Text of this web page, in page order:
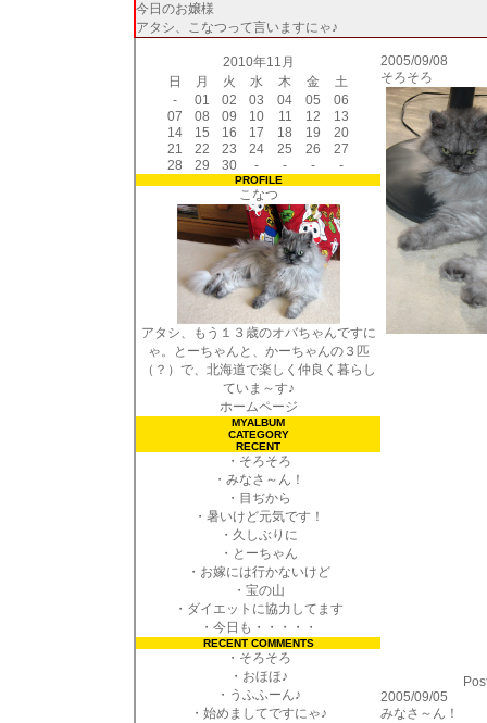
今日のお嬢様
アタシ、こなつって言いますにゃ♪
2010年11月
日
月 火 水 木 金
土
-
01 02 03 04 05
06
07
08 09 10 11 12
13
14
15 16 17 18 19
20
21
22 23 24 25 26
27
28
29 30 - - - -
PROFILE
こなつ
アタシ、もう１３歳のオバちゃんですに
ゃ。とーちゃんと、かーちゃんの３匹
（？）で、北海道で楽しく仲良く暮らし
ていま～す♪
ホームページ
MYALBUM
CATEGORY
RECENT
・ そろそろ
・ みなさ～ん！
・ 目ぢから
・ 暑いけど元気です！
・ 久しぶりに
・ とーちゃん
・ お嫁には行かないけど
・ 宝の山
・ ダイエットに協力してます
・ 今日も・・・・・
RECENT COMMENTS
・ そろそろ
・ おほほ♪
・ うふふーん♪
・ 始めましてですにゃ♪
2005/09/08
そろそろ
2005/09/05
みなさ～ん！